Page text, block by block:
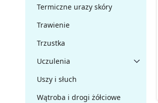
Termiczne urazy skóry
Trawienie
Trzustka
Uczulenia
Uszy i słuch
Wątroba i drogi żółciowe